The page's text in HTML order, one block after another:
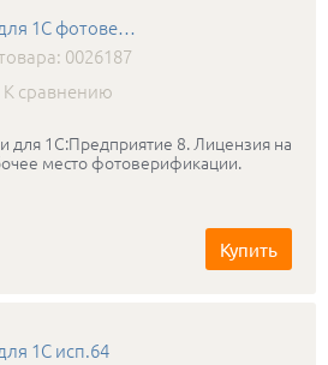
УРВ для 1С фотоверификация
0026187
К сравнению
для 1С:Предприятие 8. Лицензия на
место фотоверификации.
Купить
1С исп.64